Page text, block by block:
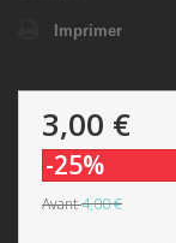
Imprimer
3,00 €
-25%
Avant4,00 €